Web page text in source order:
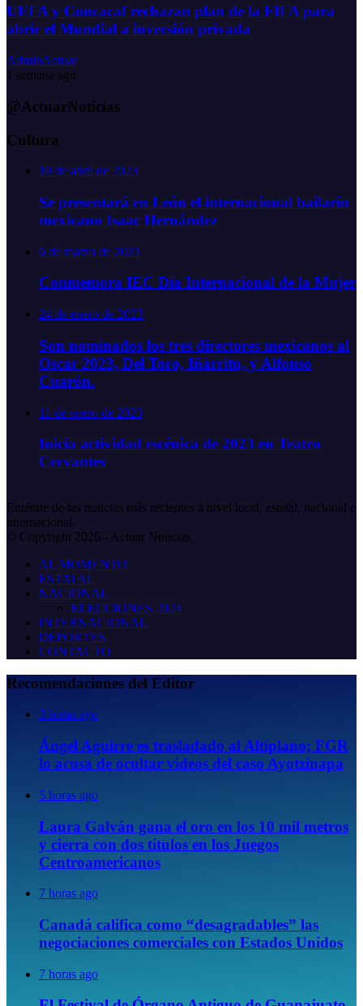
UEFA y Concacaf rechazan plan de la FIFA para
abrir el Mundial a inversión privada
AdminActuar
1 semana ago
@ActuarNoticias
Cultura
10 de abril de 2023
Se presentará en León el internacional bailarín
mexicano Isaac Hernández
6 de marzo de 2023
Conmemora IEC Día Internacional de la Mujer
24 de enero de 2023
Son nominados los tres directores mexicanos al
Oscar 2023, Del Toro, Iñárritu, y Alfonso
Cuarón.
11 de enero de 2023
Inicia actividad escénica de 2023 en Teatro
Cervantes
Entérate de las noticias más recientes a nivel local, estatal, nacional e
internacional.
© Copyright 2026 - Actuar Noticias
AL MOMENTO
ESTATAL
NACIONAL
ELECCIONES 2024
INTERNACIONAL
DEPORTES
CONTACTO
Recomendaciones del Editor
3 horas ago
Ángel Aguirre es trasladado al Altiplano; FGR
lo acusa de ocultar videos del caso Ayotzinapa
5 horas ago
Laura Galván gana el oro en los 10 mil metros
y cierra con dos títulos en los Juegos
Centroamericanos
7 horas ago
Canadá califica como “desagradables” las
negociaciones comerciales con Estados Unidos
7 horas ago